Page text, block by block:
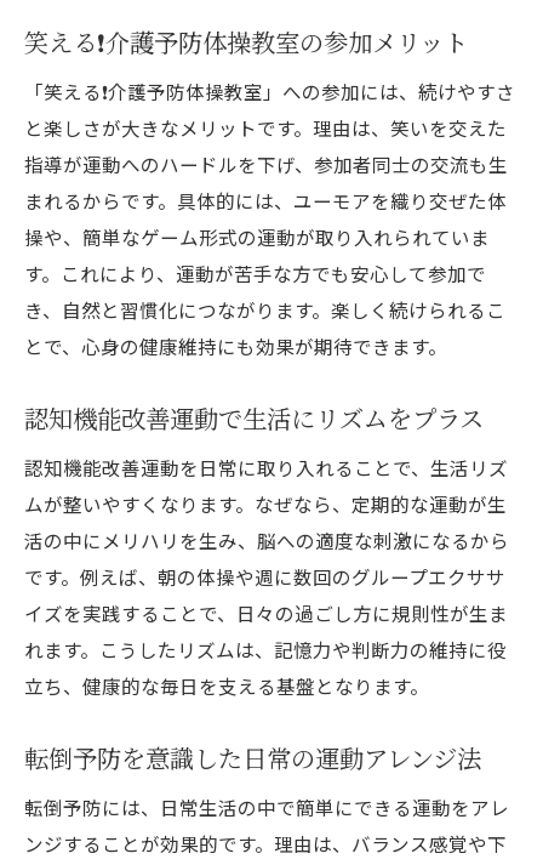
笑える❗️介護予防体操教室の参加メリット
「笑える❗️介護予防体操教室」への参加には、続けやすさ
と楽しさが大きなメリットです。理由は、笑いを交えた
指導が運動へのハードルを下げ、参加者同士の交流も生
まれるからです。具体的には、ユーモアを織り交ぜた体
操や、簡単なゲーム形式の運動が取り入れられていま
す。これにより、運動が苦手な方でも安心して参加で
き、自然と習慣化につながります。楽しく続けられるこ
とで、心身の健康維持にも効果が期待できます。
認知機能改善運動で生活にリズムをプラス
認知機能改善運動を日常に取り入れることで、生活リズ
ムが整いやすくなります。なぜなら、定期的な運動が生
活の中にメリハリを生み、脳への適度な刺激になるから
です。例えば、朝の体操や週に数回のグループエクササ
イズを実践することで、日々の過ごし方に規則性が生ま
れます。こうしたリズムは、記憶力や判断力の維持に役
立ち、健康的な毎日を支える基盤となります。
転倒予防を意識した日常の運動アレンジ法
転倒予防には、日常生活の中で簡単にできる運動をアレ
ンジすることが効果的です。理由は、バランス感覚や下